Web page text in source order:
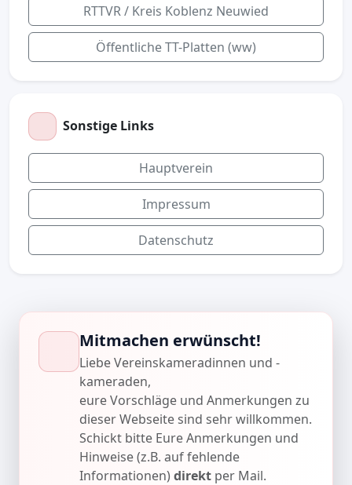
RTTVR / Kreis Koblenz Neuwied
Öffentliche TT-Platten (ww)
Sonstige Links
Hauptverein
Impressum
Datenschutz
Mitmachen erwünscht!
Liebe Vereinskameradinnen und -
kameraden,
eure Vorschläge und Anmerkungen zu
dieser Webseite sind sehr willkommen.
Schickt bitte Eure Anmerkungen und
Hinweise (z.B. auf fehlende
Informationen) direkt per Mail.